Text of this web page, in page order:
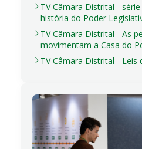
TV Câmara Distrital -
história do Poder
TV Câmara Distrital - As
movimentam a Casa do
TV Câmara Distrital - Leis